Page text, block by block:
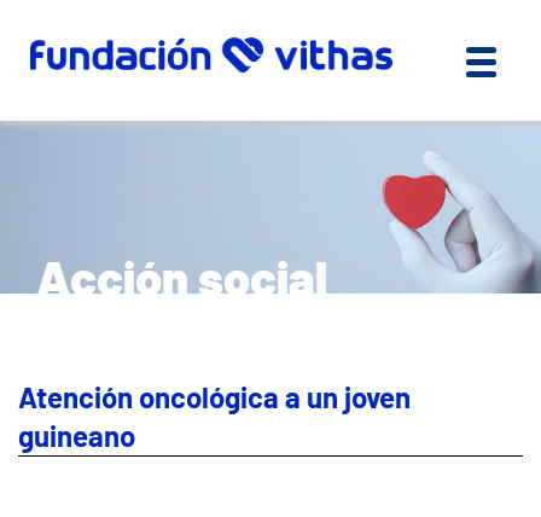
Acción social
Atención oncológica a un joven
guineano